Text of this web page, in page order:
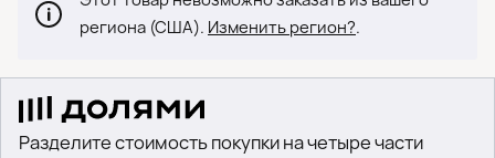
региона (США). Изменить регион?.
Разделите стоимость покупки на четыре части